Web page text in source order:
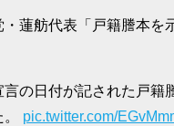
・蓮舫代表「戸籍謄本を
の日付が記された戸籍
pic.twitter.com/